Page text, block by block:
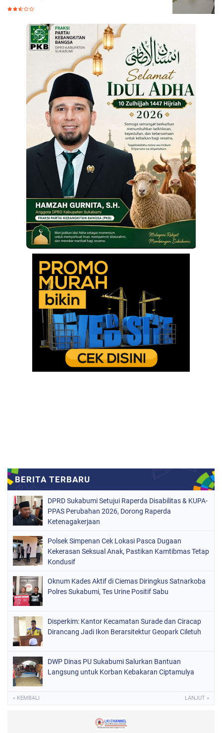
DPRD Sukabumi Setujui Raperda Disabilitas & KUPA-
PPAS Perubahan 2026, Dorong Raperda
Ketenagakerjaan
Polsek Simpenan Cek Lokasi Pasca Dugaan
Kekerasan Seksual Anak, Pastikan Kamtibmas Tetap
Kondusif
Oknum Kades Aktif di Ciemas Diringkus Satnarkoba
Polres Sukabumi, Tes Urine Positif Sabu
Disperkim: Kantor Kecamatan Surade dan Ciracap
Dirancang Jadi Ikon Berarsitektur Geopark Ciletuh
DWP Dinas PU Sukabumi Salurkan Bantuan
Langsung untuk Korban Kebakaran Ciptamulya
« KEMBALI LANJUT »